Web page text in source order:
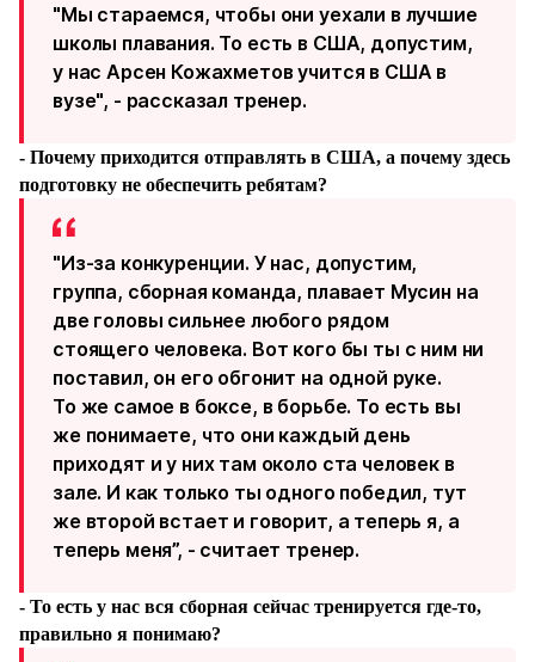
"Мы стараемся, чтобы они уехали в лучшие
школы плавания. То есть в США, допустим,
у нас Арсен Кожахметов учится в США в
вузе", - рассказал тренер.
- Почему приходится отправлять в США, а почему здесь
подготовку не обеспечить ребятам?
"Из-за конкуренции. У нас, допустим,
группа, сборная команда, плавает Мусин на
две головы сильнее любого рядом
стоящего человека. Вот кого бы ты с ним ни
поставил, он его обгонит на одной руке.
То же самое в боксе, в борьбе. То есть вы
же понимаете, что они каждый день
приходят и у них там около ста человек в
зале. И как только ты одного победил, тут
же второй встает и говорит, а теперь я, а
теперь меня”, - считает тренер.
- То есть у нас вся сборная сейчас тренируется где-то,
правильно я понимаю?